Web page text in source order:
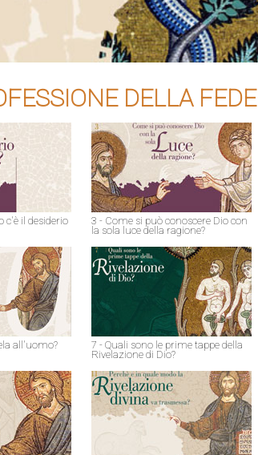
DELLA FEDE
c'è il desiderio
3 - Come si può conoscere Dio con
la sola luce della ragione?
all'uomo?
7 - Quali sono le prime tappe della
Rivelazione di Dio?